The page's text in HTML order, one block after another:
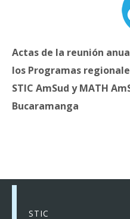
Actas de la reunión
los Programas
STIC AmSud y MATH
Bucaramanga
STIC